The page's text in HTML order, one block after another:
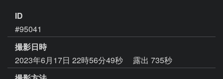
ID
#95041
撮影日時
2023年6月17日 22時56分49秒
露出 735秒